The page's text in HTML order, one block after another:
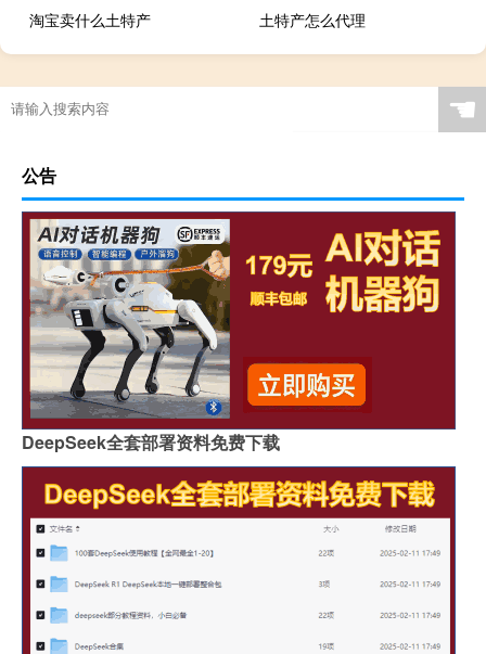
淘宝卖什么土特产
土特产怎么代理
☚
公告
DeepSeek全套部署资料免费下载